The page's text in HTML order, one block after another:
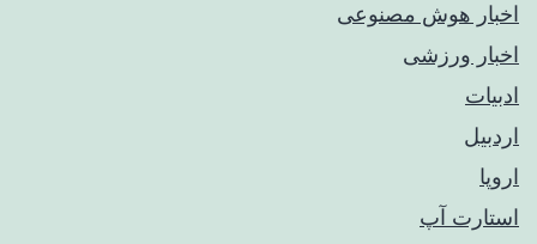
اخبار هوش مصنوعی
اخبار ورزشی
ادبیات
اردبیل
اروپا
استارت آپ